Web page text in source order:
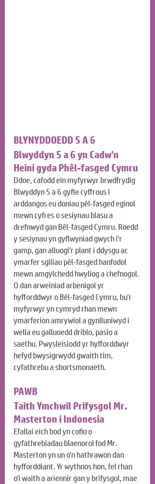
BLYNYDDOEDD 5 A 6
Blwyddyn 5 a 6 yn Cadw'n
Heini gyda Phêl-fasged Cymru
Ddoe, cafodd ein myfyrwyr brwdfrydig
Blwyddyn 5 a 6 gyfle cyffrous i
arddangos eu doniau pêl-fasged eginol
mewn cyfres o sesiynau blasu a
drefnwyd gan Bêl-fasged Cymru. Roedd
y sesiynau yn gyflwyniad gwych i'r
gamp, gan alluogi'r plant i ddysgu ac
ymarfer sgiliau pêl-fasged hanfodol
mewn amgylchedd hwyliog a chefnogol.
O dan arweiniad arbenigol yr
hyfforddwyr o Bêl-fasged Cymru, bu'r
myfyrwyr yn cymryd rhan mewn
ymarferion amrywiol a gynlluniwyd i
wella eu galluoedd driblo, pasio a
saethu. Pwysleisiodd yr hyfforddwyr
hefyd bwysigrwydd gwaith tîm,
cyfathrebu a sbortsmonaeth.
PAWB
Taith Ymchwil Prifysgol Mr.
Masterton i Indonesia
Efallai eich bod yn cofio o
gyfathrebiadau blaenorol fod Mr.
Masterton yn un o'n hathrawon dan
hyfforddiant. Yr wythnos hon, fel rhan
o'i waith a ariennir gan y brifysgol, mae